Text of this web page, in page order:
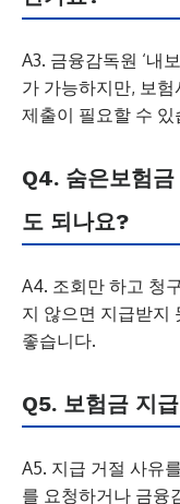
A3. 금융감독원 ‘내
가 가능하지만, 보
제출이 필요할 수 있
Q4. 숨은보험
도 되나요?
A4. 조회만 하고 청
지 않으면 지급받지
좋습니다.
Q5. 보험금 지
A5. 지급 거절 사유
를 요청하거나 금융